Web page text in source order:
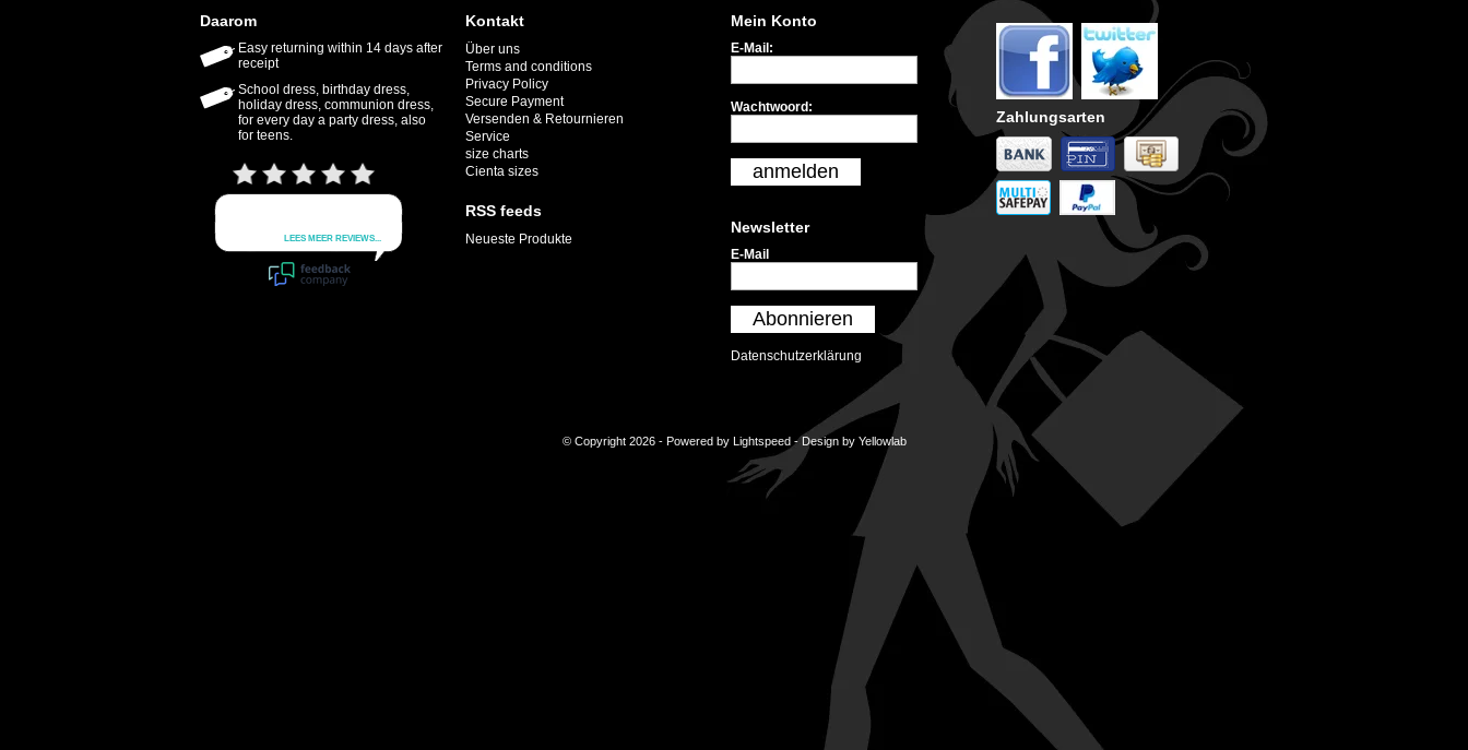
Daarom
Easy returning within 14 days after
receipt
School dress, birthday dress,
holiday dress, communion dress,
for every day a party dress, also
for teens.
Kontakt
Über uns
Terms and conditions
Privacy Policy
Secure Payment
Versenden & Retournieren
Service
size charts
Cienta sizes
RSS feeds
Neueste Produkte
Mein Konto
E-Mail:
Wachtwoord:
anmelden
Newsletter
E-Mail
Abonnieren
Datenschutzerklärung
Zahlungsarten
© Copyright 2026 - Powered by Lightspeed- Design by Yellowlab